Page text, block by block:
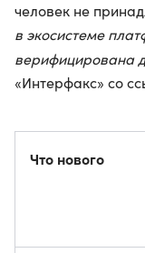
человек не
в экосистеме
верифицирована
«Интерфакс» со
Что нового